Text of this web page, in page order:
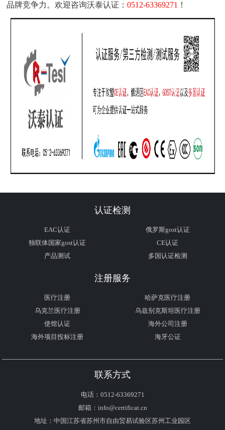
品牌竞争力。欢迎咨询沃泰认证：0512-63369271 ！
认证检测
EAC认证
俄罗斯gost认证
独联体国家gost认证
CE认证
产品测试
多国认证检测
注册服务
医疗注册
哈萨克医疗注册
乌克兰医疗注册
乌兹别克斯坦医疗注册
使馆认证
海外公司注册
海外项目投标注册
海牙公证
联系方式
电话：0512-63369271
邮箱：info@certificat.cn
地址：中国江苏省苏州市自由贸易试验区苏州工业园区